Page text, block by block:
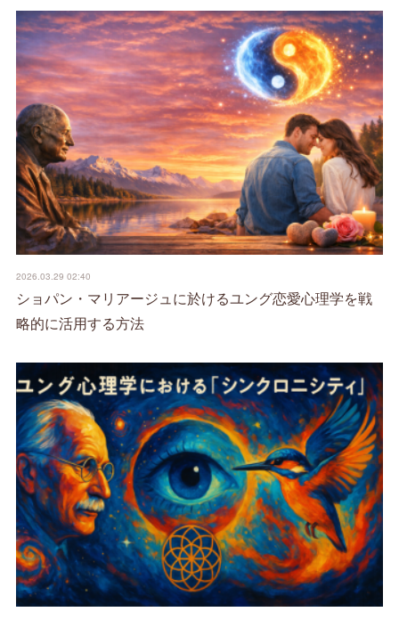
2026.03.29 02:40
ショパン・マリアージュに於けるユング恋愛心理学を戦
略的に活用する方法